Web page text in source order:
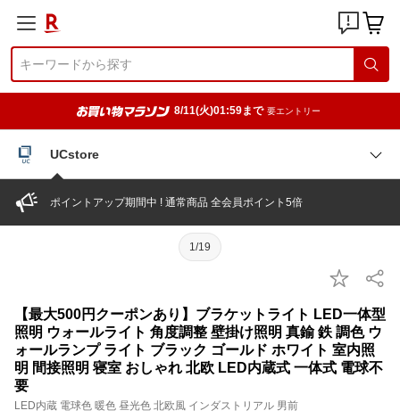
8/11(火)01:59まで 要エントリー
UCstore
ポイントアップ期間中 ! 通常商品 全会員ポイント5倍
1/19
【最大500円クーポンあり】ブラケットライト LED一体型
照明 ウォールライト 角度調整 壁掛け照明 真鍮 鉄 調色 ウ
ォールランプ ライト ブラック ゴールド ホワイト 室内照
明 間接照明 寝室 おしゃれ 北欧 LED内蔵式 一体式 電球不
要
LED内蔵 電球色 暖色 昼光色 北欧風 インダストリアル 男前